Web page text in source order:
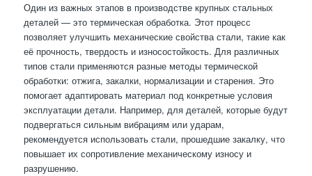
Один из важных этапов в производстве крупных стальных
деталей — это термическая обработка. Этот процесс
позволяет улучшить механические свойства стали, такие как
её прочность, твердость и износостойкость. Для различных
типов стали применяются разные методы термической
обработки: отжига, закалки, нормализации и старения. Это
помогает адаптировать материал под конкретные условия
эксплуатации детали. Например, для деталей, которые будут
подвергаться сильным вибрациям или ударам,
рекомендуется использовать стали, прошедшие закалку, что
повышает их сопротивление механическому износу и
разрушению.